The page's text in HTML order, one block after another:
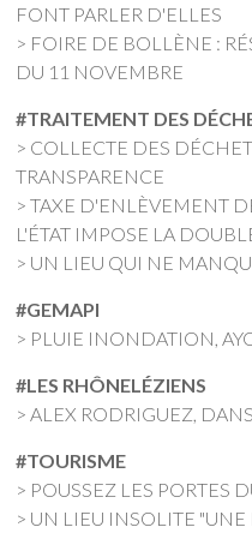
FONT PARLER D'ELLES
> FOIRE DE BOLLÈNE :
DU 11 NOVEMBRE
#TRAITEMENT DES
> COLLECTE DES
TRANSPARENCE
> TAXE D'ENLÈVEMENT
L'ÉTAT IMPOSE LA
> UN LIEU QUI NE
#GEMAPI
> PLUIE INONDATION,
#LES RHÔNELÉZIENS
> ALEX RODRIGUEZ,
#TOURISME
> POUSSEZ LES PORTES
> UN LIEU INSOLITE "UNE